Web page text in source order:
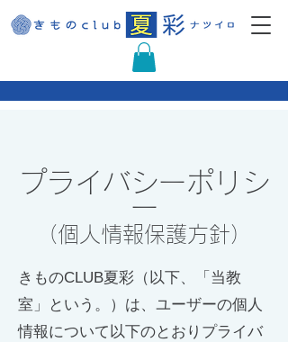
プ ライバシーポリシ
ー
（個人情報保護方針）
きものCLUB夏彩（以下、「当教
室」という。）は、ユーザーの個人
情報について以下のとおりプライバ